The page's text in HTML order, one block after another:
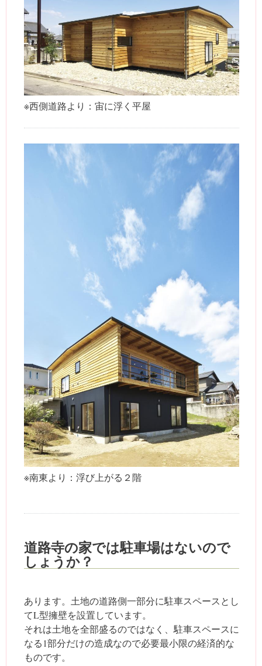
※西側道路より：宙に浮く平屋
※南東より：浮び上がる２階
道路寺の家では駐車場はないので
しょうか？
あります。土地の道路側一部分に駐車スペースとし
てL型擁壁を設置しています。
それは土地を全部盛るのではなく、駐車スペースに
なる1部分だけの造成なので必要最小限の経済的な
ものです。